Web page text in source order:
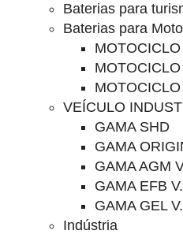
Baterias para
Baterias para Moto
VEÍCULO
GAMA SHD
GAMA
GAMA AGM
GAMA EFB
GAMA GEL
Indústria